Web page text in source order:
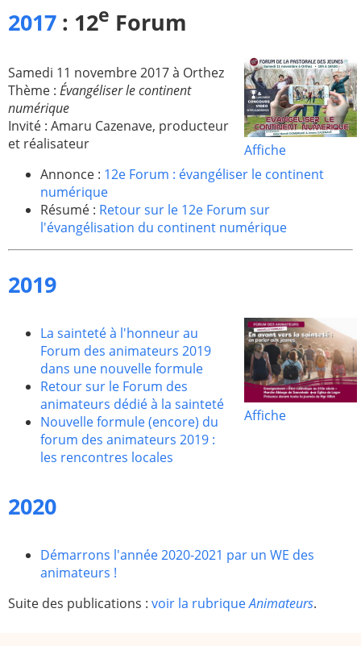
2017 : 12e Forum
Affiche
Samedi 11 novembre 2017 à Orthez
Thème : Évangéliser le continent
numérique
Invité : Amaru Cazenave, producteur
et réalisateur
Annonce : 12e Forum : évangéliser le continent
numérique
Résumé : Retour sur le 12e Forum sur
l'évangélisation du continent numérique
2019
Affiche
La sainteté à l'honneur au
Forum des animateurs 2019
dans une nouvelle formule
Retour sur le Forum des
animateurs dédié à la sainteté
Nouvelle formule (encore) du
forum des animateurs 2019 :
les rencontres locales
2020
Démarrons l'année 2020-2021 par un WE des
animateurs !
Suite des publications : voir la rubriqueAnimateurs.